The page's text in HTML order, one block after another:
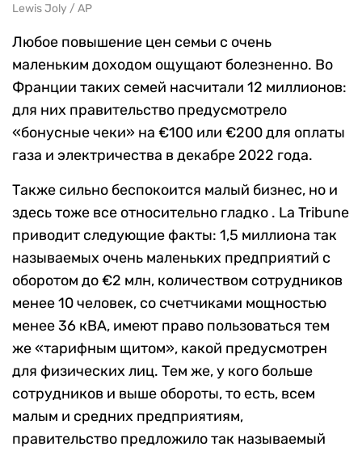
Lewis Joly / AP
Любое повышение цен семьи с очень
маленьким доходом ощущают болезненно. Во
Франции таких семей насчитали 12 миллионов:
для них правительство предусмотрело
«бонусные чеки» на €100 или €200 для оплаты
газа и электричества в декабре 2022 года.
Также сильно беспокоится малый бизнес, но и
здесь тоже все относительно гладко . La Tribune
приводит следующие факты: 1,5 миллиона так
называемых очень маленьких предприятий с
оборотом до €2 млн, количеством сотрудников
менее 10 человек, со счетчиками мощностью
менее 36 кВА, имеют право пользоваться тем
же «тарифным щитом», какой предусмотрен
для физических лиц. Тем же, у кого больше
сотрудников и выше обороты, то есть, всем
малым и средних предприятиям,
правительство предложило так называемый